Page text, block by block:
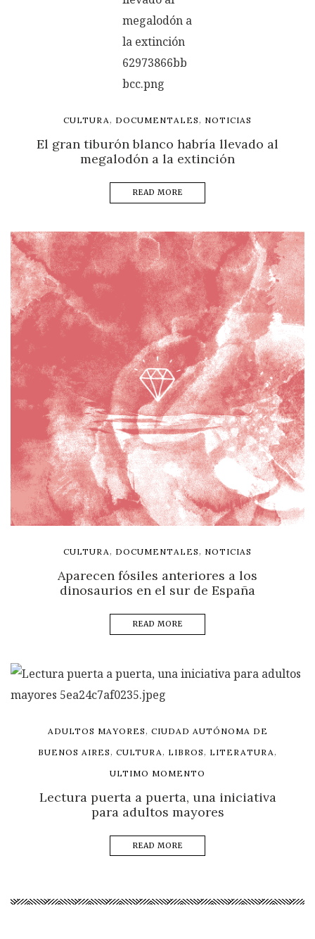
CULTURA, DOCUMENTALES , NOTICIAS
El gran tiburón blanco habría llevado al
megalodón a la extinción
READ MORE
CULTURA , DOCUMENTALES , NOTICIAS
Aparecen fósiles anteriores a los
dinosaurios en el sur de España
READ MORE
ADULTOS MAYORES , CIUDAD AUTÓNOMA DE
BUENOS AIRES , CULTURA , LIBROS , LITERATURA ,
ULTIMO MOMENTO
Lectura puerta a puerta, una iniciativa
para adultos mayores
READ MORE